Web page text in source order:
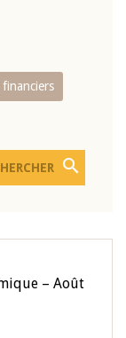
– Août